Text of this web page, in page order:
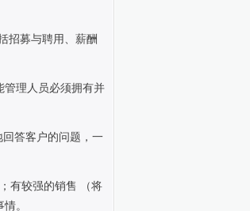
招募与聘用、薪酬
管理人员必须拥有并
答客户的问题，一
有较强的销售 （将
。